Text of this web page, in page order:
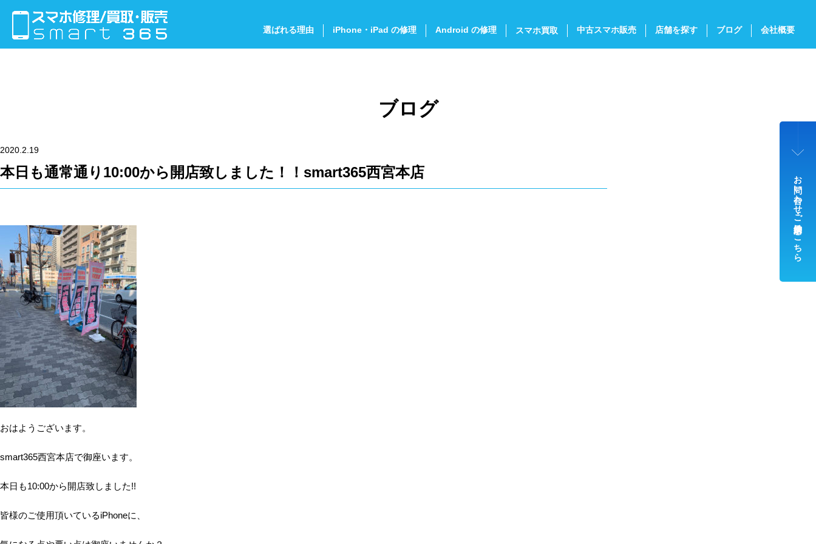
選ばれる理由 iPhone・iPad の修理 Android の修理 スマホ買取 中古スマホ販売 店舗を探す ブログ 会社概要
ブログ
2020.2.19
本日も通常通り10:00から開店致しました！！smart365西宮本店
おはようございます。
smart365西宮本店で御座います。
本日も10:00から開店致しました!!
皆様のご使用頂いているiPhoneに、
お問い合わせ・ご来店予約はこちら